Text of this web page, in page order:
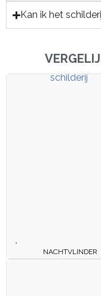
Kan ik het
NACHTVLINDER